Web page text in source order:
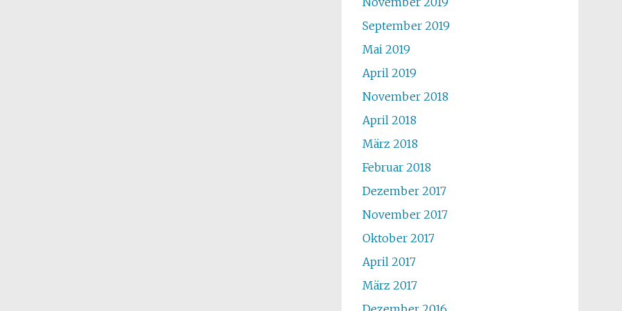
September 2019
Mai 2019
April 2019
November 2018
April 2018
März 2018
Februar 2018
Dezember 2017
November 2017
Oktober 2017
April 2017
März 2017